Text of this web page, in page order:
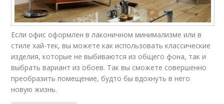
Если офис оформлен в лаконичном минимализме или в
стиле хай-тек, вы можете как использовать классические
изделия, которые не выбиваются из общего фона, так и
выбрать вариант из обоев. Так вы сможете совершенно
преобразить помещение, будто бы вдохнуть в него
новую жизнь.